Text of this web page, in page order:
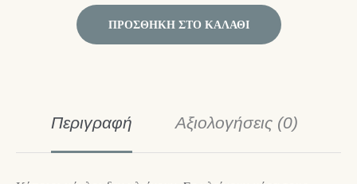
ΠΡΟΣΘΉΚΗ ΣΤΟ ΚΑΛΆΘΙ
Περιγραφή Αξιολογήσεις (0)